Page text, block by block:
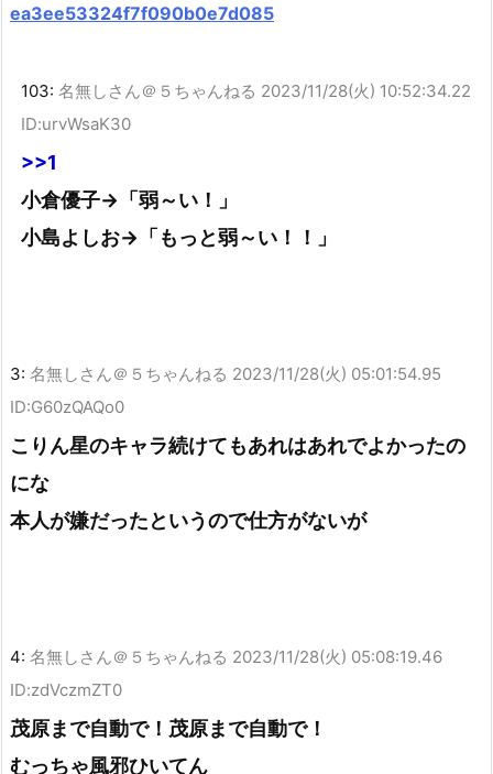
ea3ee53324f7f090b0e7d085
103: 名無しさん＠５ちゃんねる 2023/11/28(火) 10:52:34.22
ID:urvWsaK30
>>1
小倉優子→「弱～い！」
小島よしお→「もっと弱～い！！」
3: 名無しさん＠５ちゃんねる 2023/11/28(火) 05:01:54.95
ID:G60zQAQo0
こりん星のキャラ続けてもあれはあれでよかったの
にな
本人が嫌だったというので仕方がないが
4: 名無しさん＠５ちゃんねる 2023/11/28(火) 05:08:19.46
ID:zdVczmZT0
茂原まで自動で！茂原まで自動で！
むっちゃ風邪ひいてん